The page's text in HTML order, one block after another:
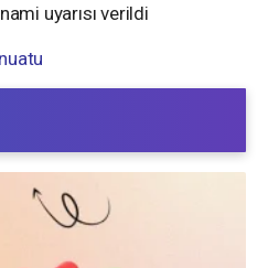
uyarısı verildi